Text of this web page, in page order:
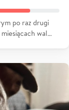
po raz drugi
miesiącach wal…